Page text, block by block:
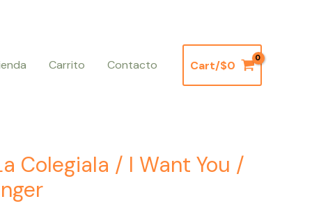
Carrito Contacto Cart/$0
Colegiala / I Want You /